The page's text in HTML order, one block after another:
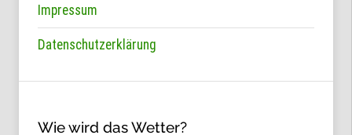
Impressum
Datenschutzerklärung
Wie wird das Wetter?